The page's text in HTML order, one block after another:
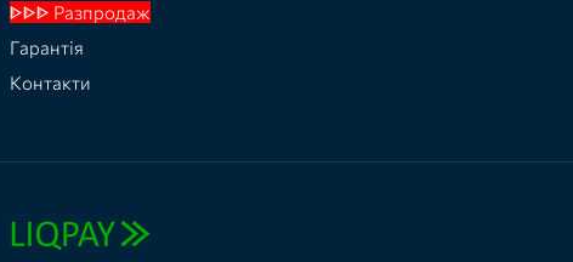
ᐈᐈᐈ Разпродаж
Гарантія
Контакти